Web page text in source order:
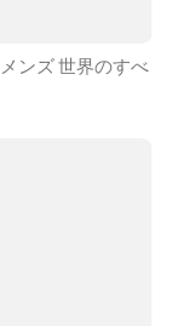
ンズ 世界のすべ